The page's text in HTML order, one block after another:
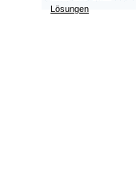
Lösungen